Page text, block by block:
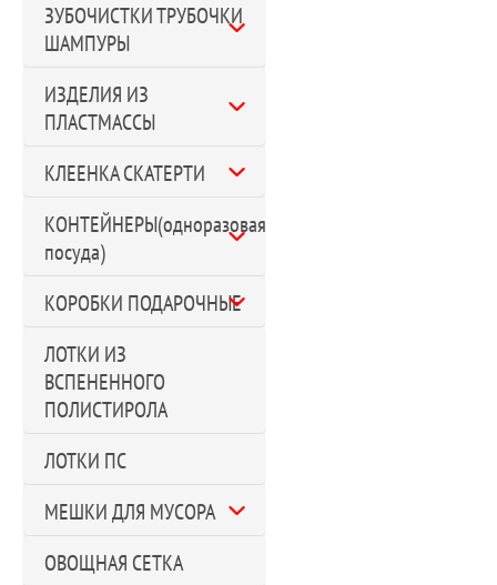
ЗУБОЧИСТКИ ТРУБОЧКИ
ШАМПУРЫ
ИЗДЕЛИЯ ИЗ
ПЛАСТМАССЫ
КЛЕЕНКА СКАТЕРТИ
КОНТЕЙНЕРЫ(одноразовая
посуда)
КОРОБКИ ПОДАРОЧНЫЕ
ЛОТКИ ИЗ
ВСПЕНЕННОГО
ПОЛИСТИРОЛА
ЛОТКИ ПС
МЕШКИ ДЛЯ МУСОРА
ОВОЩНАЯ СЕТКА